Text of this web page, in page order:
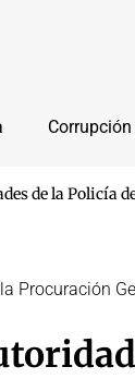
Corrupción
de la Policía
Procuración